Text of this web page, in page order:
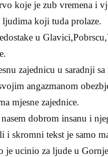
koje je zub vremena i
ljudima koji tuda prolaze.
u
zajednicu u saradnji
angazmanom
mjesne zajednice.
dobrom insanu i
i skromni tekst je samo
je ucinio za ljude u